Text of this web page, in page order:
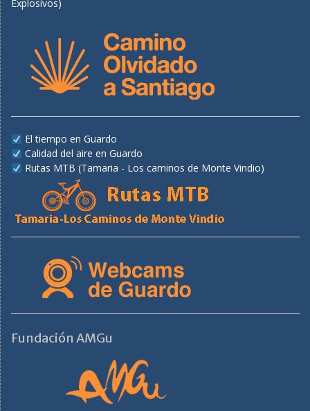
Explosivos)
El tiempo en Guardo
Calidad del aire en Guardo
Rutas MTB (Tamaria - Los caminos de Monte Vindio)
Fundación AMGu